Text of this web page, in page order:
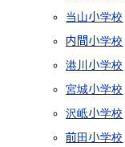
当山小学校
内間小学校
港川小学校
宮城小学校
沢岻小学校
前田小学校